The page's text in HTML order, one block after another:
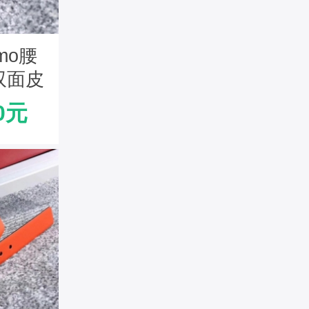
腰
面皮
带
元